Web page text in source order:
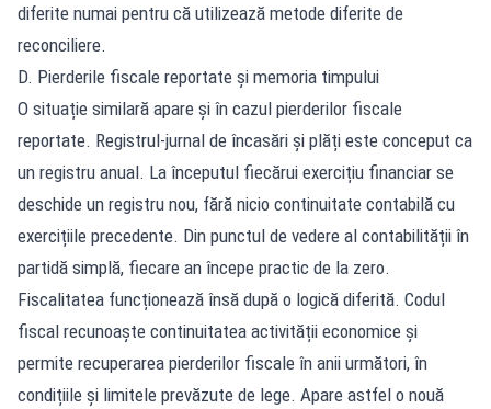
diferite numai pentru că utilizează metode diferite de
reconciliere.
D. Pierderile fiscale reportate și memoria timpului
O situație similară apare și în cazul pierderilor fiscale
reportate. Registrul-jurnal de încasări și plăți este conceput ca
un registru anual. La începutul fiecărui exercițiu financiar se
deschide un registru nou, fără nicio continuitate contabilă cu
exercițiile precedente. Din punctul de vedere al contabilității în
partidă simplă, fiecare an începe practic de la zero.
Fiscalitatea funcționează însă după o logică diferită. Codul
fiscal recunoaște continuitatea activității economice și
permite recuperarea pierderilor fiscale în anii următori, în
condițiile și limitele prevăzute de lege. Apare astfel o nouă